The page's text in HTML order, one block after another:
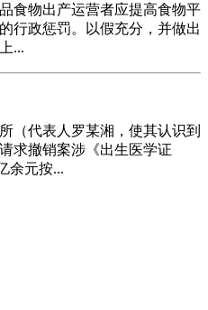
食物出产运营者应提高食物平
行政惩罚。以假充分，并做出
...
（代表人罗某湘，使其认识到
求撤销案涉《出生医学证
余元按...